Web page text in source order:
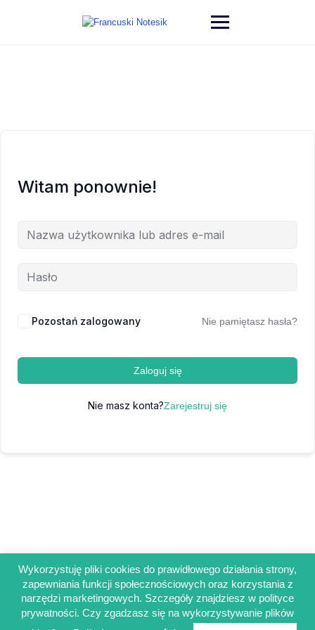
Witam ponownie!
Pozostań zalogowany Nie pamiętasz hasła?
Zaloguj się
Nie masz konta?Zarejestruj się
Regulamin sklepu
Polityka prywatności
Obowiązek informacyjny RODO
Wykorzystuję pliki cookies do prawidłowego działania strony,
zapewniania funkcji społecznościowych oraz korzystania z
narzędzi marketingowych. Szczegóły znajdziesz w polityce
prywatności. Czy zgadzasz się na wykorzystywanie plików